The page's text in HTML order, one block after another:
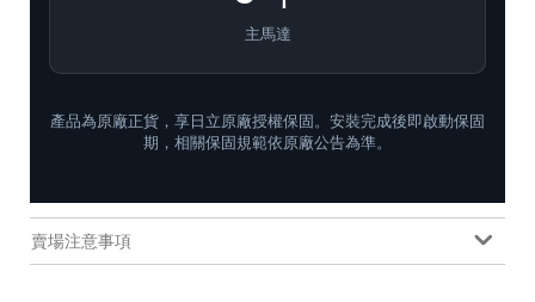
主馬達
產品為原廠正貨，享日立原廠授權保固。安裝完成後即啟動保固
期，相關保固規範依原廠公告為準。
賣場注意事項